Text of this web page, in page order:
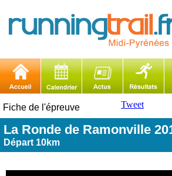
Fiche de l'épreuve Tweet
La Ronde de Ramonville
Départ 10km